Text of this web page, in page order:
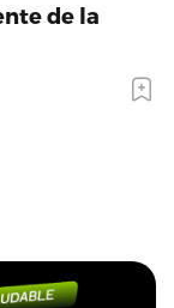
de la